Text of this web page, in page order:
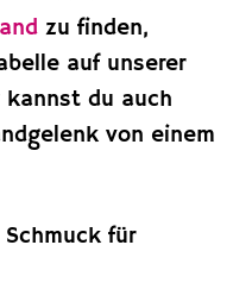
zu finden,
auf unserer
du auch
von einem
für